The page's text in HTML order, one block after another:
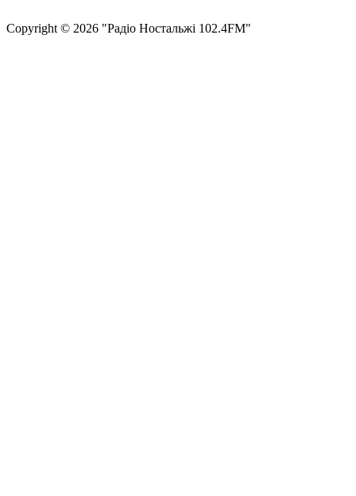
Сopyright © 2026 "Радіо Ностальжі 102.4FM"